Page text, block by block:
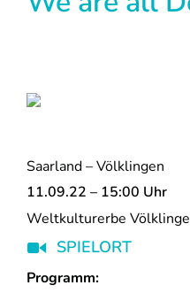
Saarland – Völklingen
11.09.22 – 15:00 Uhr
Weltkulturerbe
SPIELORT
Programm: